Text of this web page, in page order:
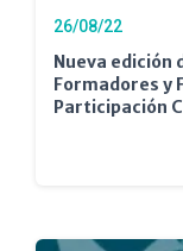
26/08/22
Nueva edición
Formadores y
Participación